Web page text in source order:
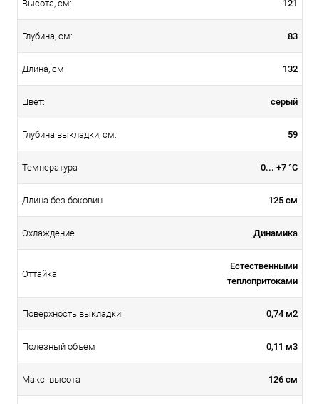
Высота, см: 121
Глубина, см: 83
Длина, см 132
Цвет: серый
Глубина выкладки, см: 59
Температура 0... +7 °C
Длина без боковин 125 см
Охлаждение Динамика
Оттайка
Естественными
теплопритоками
Поверхность выкладки 0,74 м2
Полезный объем 0,11 м3
Макс. высота 126 см